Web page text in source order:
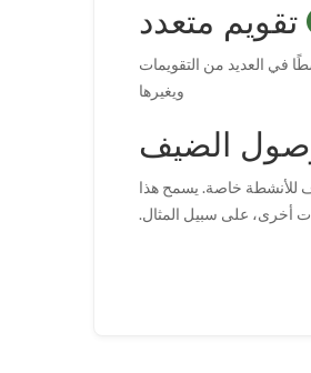
تقويم متعدد
في العديد من التقويمات
ويغيرها
الضيف
للأنشطة خاصة. يسمح هذا
أخرى، على سبيل المثال.